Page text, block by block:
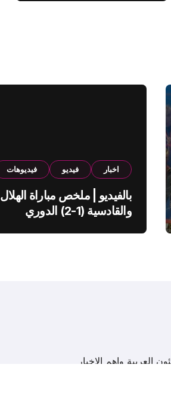
اخبار فيديو فيديوهات
بالفيديو | ملخص مباراة الهلال
والقادسية (1-2) الدوري
العربية واهم الاخبار